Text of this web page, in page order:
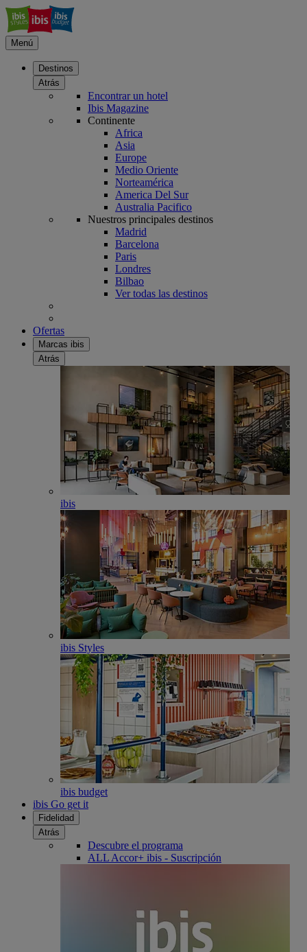
Menú
Destinos
Atrás
Encontrar un hotel
Ibis Magazine
Continente
Africa
Asia
Europe
Medio Oriente
Norteamérica
America Del Sur
Australia Pacifico
Nuestros principales destinos
Madrid
Barcelona
Paris
Londres
Bilbao
Ver todas las destinos
Ofertas
Marcas ibis
Atrás
ibis
ibis Styles
ibis budget
ibis Go get it
Fidelidad
Atrás
Descubre el programa
ALL Accor+ ibis - Suscripción